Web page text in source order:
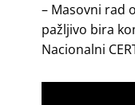
– Masovni rad
pažljivo bira
Nacionalni